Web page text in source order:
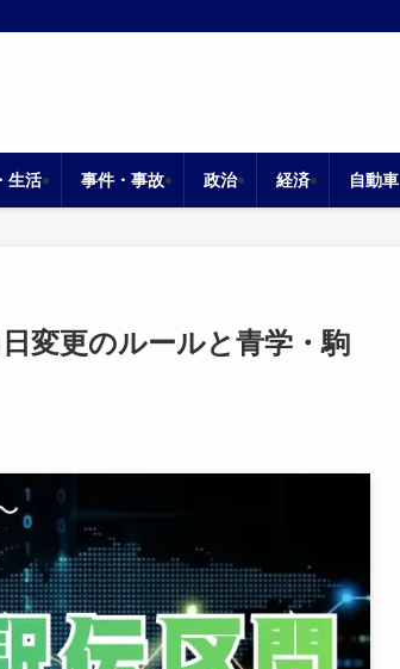
生活 事件・事故 政治 経済 自動車
変更のルールと青学・駒